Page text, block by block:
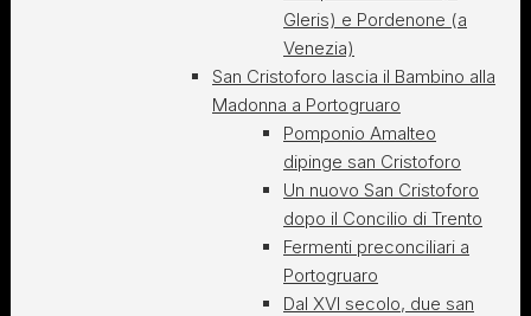
Gleris) e Pordenone (a
Venezia)
San Cristoforo lascia il Bambino alla
Madonna a Portogruaro
Pomponio Amalteo
dipinge san Cristoforo
Un nuovo San Cristoforo
dopo il Concilio di Trento
Fermenti preconciliari a
Portogruaro
Dal XVI secolo, due san